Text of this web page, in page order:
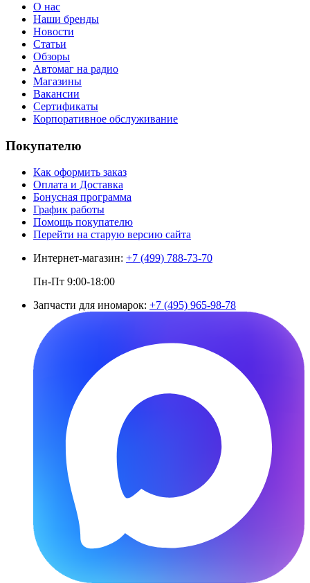
О нас
Наши бренды
Новости
Статьи
Обзоры
Автомаг на радио
Магазины
Вакансии
Сертификаты
Корпоративное обслуживание
Покупателю
Как оформить заказ
Оплата и Доставка
Бонусная программа
График работы
Помощь покупателю
Перейти на старую версию сайта
Интернет-магазин: +7 (499) 788-73-70
Пн-Пт 9:00-18:00
Запчасти для иномарок: +7 (495) 965-98-78